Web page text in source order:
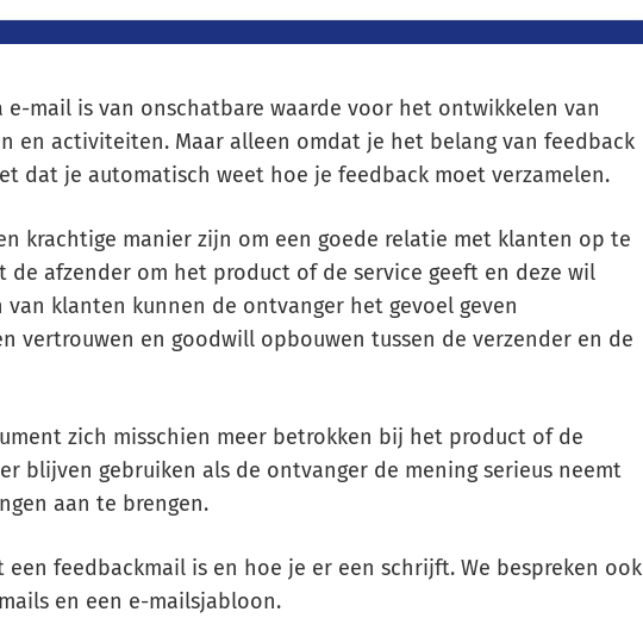
e-mail is van onschatbare waarde voor het ontwikkelen van
en activiteiten. Maar alleen omdat je het belang van feedback
dat je automatisch weet hoe je feedback moet verzamelen.
krachtige manier zijn om een goede relatie met klanten op te
de afzender om het product of de service geeft en deze wil
van klanten kunnen de ontvanger het gevoel geven
vertrouwen en goodwill opbouwen tussen de verzender en de
zich misschien meer betrokken bij het product of de
blijven gebruiken als de ontvanger de mening serieus neemt
aan te brengen.
een feedbackmail is en hoe je er een schrijft. We bespreken ook
en een e-mailsjabloon.